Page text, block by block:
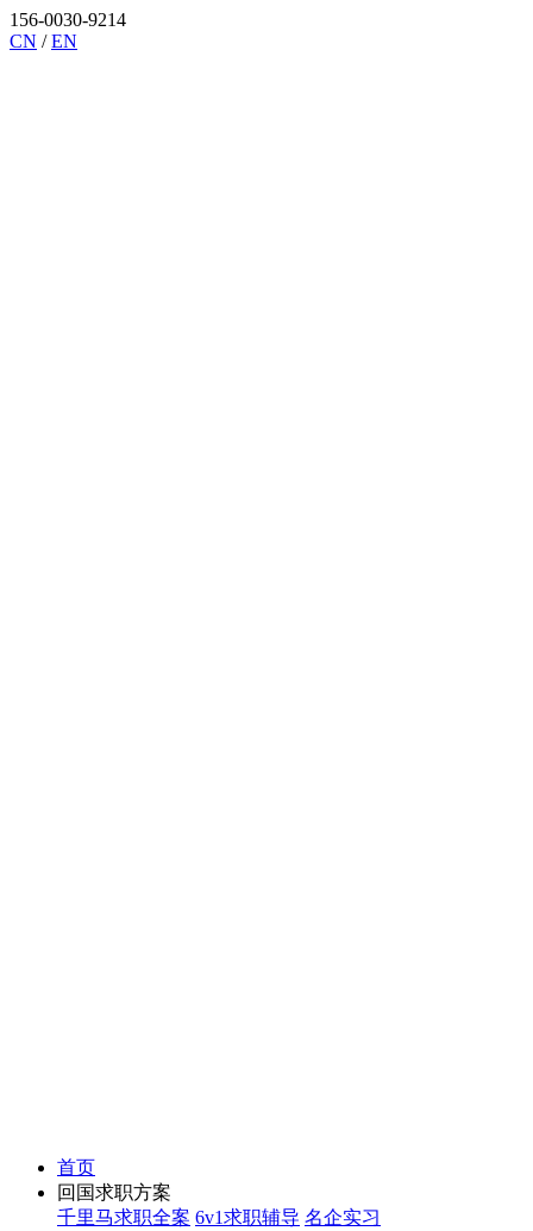
156-0030-9214
CN /EN
首页
回国求职方案
千里马求职全案 6v1求职辅导 名企实习